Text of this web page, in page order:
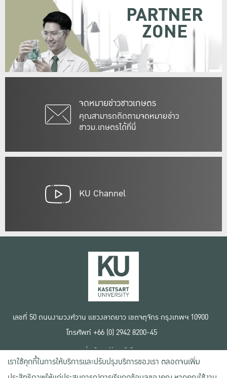
จดหมายข่าวชาวเกษตร
คุณสามารถติดตามจดหมายข่าว
ชาวม.เกษตรได้ที่นี่
PARTNER
ZONE
KU Channel
เลขที่ 50 ถนนงามวงศ์วาน แขวงลาดยาว เขตจตุจักร กรุงเทพฯ 10900
โทรศัพท์ +66 (0) 2942 8200-45
เงื่อนไขการใช้งานเว็บไซต์
ข้อตกลงด้านสิทธิ์ใช้งาน
นโยบายความเป็นส่วนตัว
เราใช้คุกกี้ในการให้บริการและปรับปรุงบริการของเรา ตลอดจนเพิ่ม